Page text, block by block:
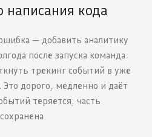
написания кода
— добавить аналитику
после запуска команда
трекинг событий в уже
дорого, медленно и даёт
теряется, часть